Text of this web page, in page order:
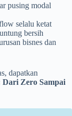
pusing modal
selalu ketat
bersih
bisnes dan
dapatkan
Dari Zero Sampai